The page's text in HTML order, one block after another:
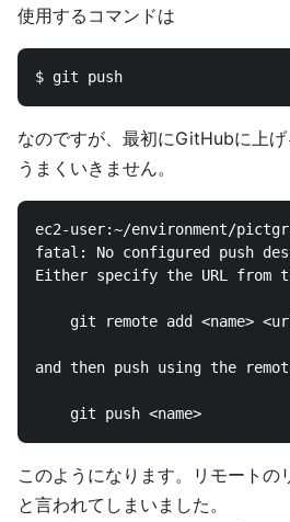
使用するコマンドは
なのですが、最初にGitHubに上
うまくいきません。
ec2-user:~/environment/
fatal: No configured push
Either specify the URL from
git remote add <name>
and then push using the
このようになります。リモートの
と言われてしまいました。